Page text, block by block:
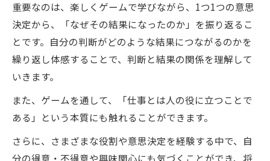
重要なのは、楽しくゲームで学びながら、1つ1つの意思
決定から、「なぜその結果になったのか」を振り返るこ
とです。自分の判断がどのような結果につながるのかを
繰り返し体感することで、判断と結果の関係を理解して
いきます。
また、ゲームを通して、「仕事とは人の役に立つことで
ある」という本質にも触れることができます。
さらに、さまざまな役割や意思決定を経験する中で、自
分の得意・不得意や興味関心にも気づくことができ、将